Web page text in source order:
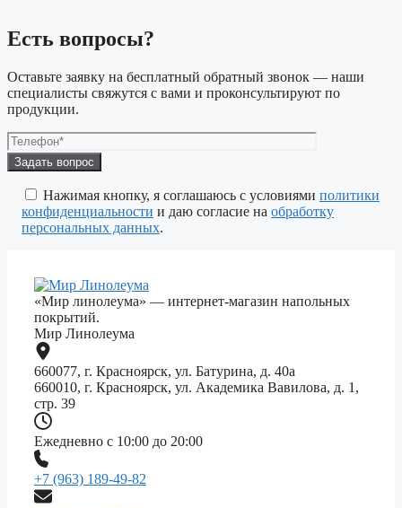
Есть вопросы?
Оставьте заявку на бесплатный обратный звонок — наши
специалисты свяжутся с вами и проконсультируют по
продукции.
Оставьте
это
поле
пустым.
Нажимая кнопку, я соглашаюсь с условиями политики
конфиденциальности и даю согласие на обработку
персональных данных.
«Мир линолеума» — интернет-магазин напольных
покрытий.
Мир Линолеума
660077, г. Красноярск, ул. Батурина, д. 40а
660010, г. Красноярск, ул. Академика Вавилова, д. 1,
стр. 39
Ежедневно с 10:00 до 20:00
+7 (963) 189-49-82